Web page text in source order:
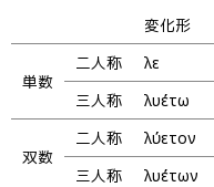
変化形
単数
二人称 λῦε
三人称
λυέτω
双数
二人称 λύετον
三人称
λυέτων